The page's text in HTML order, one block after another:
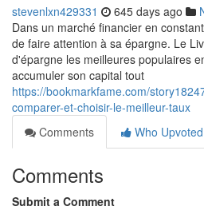
stevenlxn429331 645 days ago
Dans un marché financier en
de faire attention à sa épargne. Le
d'épargne les meilleures populaires
accumuler son capital tout
https://bookmarkfame.com/
comparer-et-choisir-le-meilleur-taux
Comments
Who Upvoted
Comments
Submit a Comment